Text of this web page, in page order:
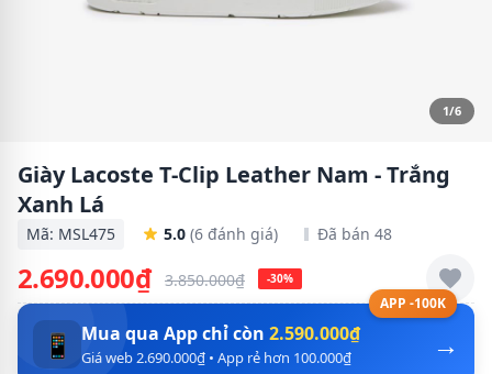
1/6
Giày Lacoste T-Clip Leather Nam - Trắng
Xanh Lá
Mã: MSL475 5.0 (6 đánh giá) Đã bán 48
2.690.000₫ 3.850.000₫ -30%
APP -100K
→
📱 Mua qua App chỉ còn 2.590.000₫
Giá web 2.690.000₫ • App rẻ hơn 100.000₫